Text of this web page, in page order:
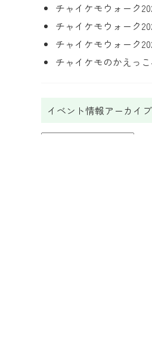
チャイケモウォーク
チャイケモウォーク
チャイケモウォーク
チャイケモのかえっ
イベント情報アーカイブ